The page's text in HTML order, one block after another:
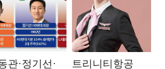
관·정기선·
트리니티항공